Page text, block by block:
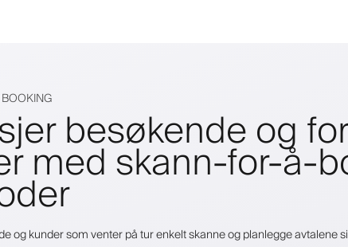
besøkende og
med skann-for-å-
og kunder som venter på tur enkelt skanne og planlegge avtalene